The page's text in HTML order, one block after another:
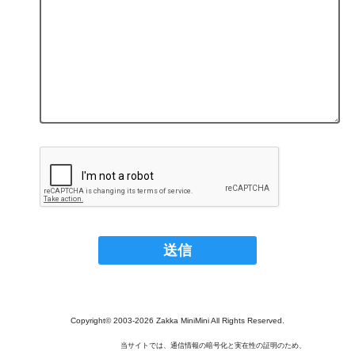
Copyright© 2003‐2026 Zakka MiniMini All Rights Reserved.
当サイトでは、通信情報の暗号化と実在性の証明のため、